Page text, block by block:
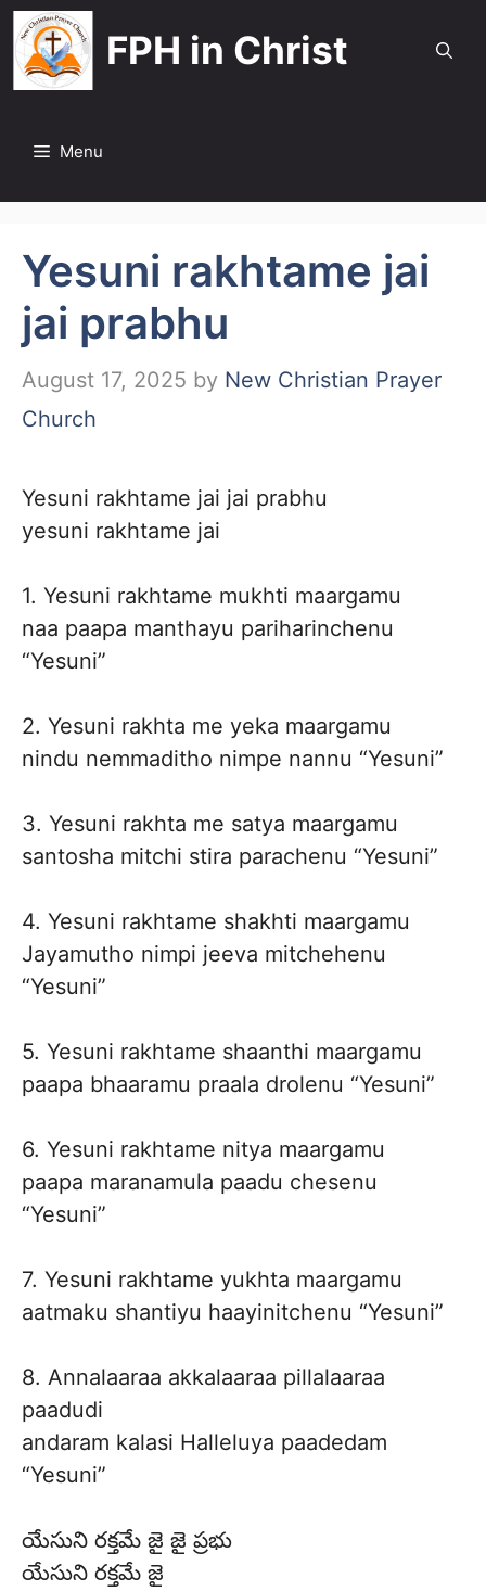
Skip
to
content
FPH in Christ
Menu
Yesuni rakhtame jai
jai prabhu
August 17, 2025 by New Christian Prayer
Church
Yesuni rakhtame jai jai prabhu
yesuni rakhtame jai
1. Yesuni rakhtame mukhti maargamu
naa paapa manthayu pariharinchenu
“Yesuni”
2. Yesuni rakhta me yeka maargamu
nindu nemmaditho nimpe nannu “Yesuni”
3. Yesuni rakhta me satya maargamu
santosha mitchi stira parachenu “Yesuni”
4. Yesuni rakhtame shakhti maargamu
Jayamutho nimpi jeeva mitchehenu
“Yesuni”
5. Yesuni rakhtame shaanthi maargamu
paapa bhaaramu praala drolenu “Yesuni”
6. Yesuni rakhtame nitya maargamu
paapa maranamula paadu chesenu
“Yesuni”
7. Yesuni rakhtame yukhta maargamu
aatmaku shantiyu haayinitchenu “Yesuni”
8. Annalaaraa akkalaaraa pillalaaraa
paadudi
andaram kalasi Halleluya paadedam
“Yesuni”
యేసుని రక్తమే జై జై ప్రభు
యేసుని రక్తమే జై